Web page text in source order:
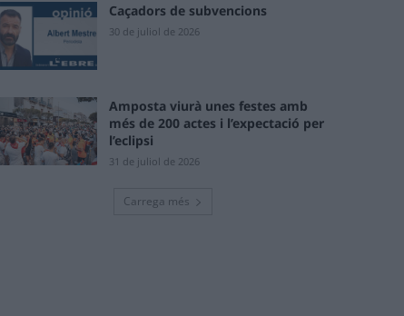
Caçadors de subvencions
30 de juliol de 2026
Amposta viurà unes festes amb
més de 200 actes i l’expectació per
l’eclipsi
31 de juliol de 2026
Carrega més